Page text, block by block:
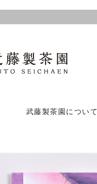
武藤製茶園について